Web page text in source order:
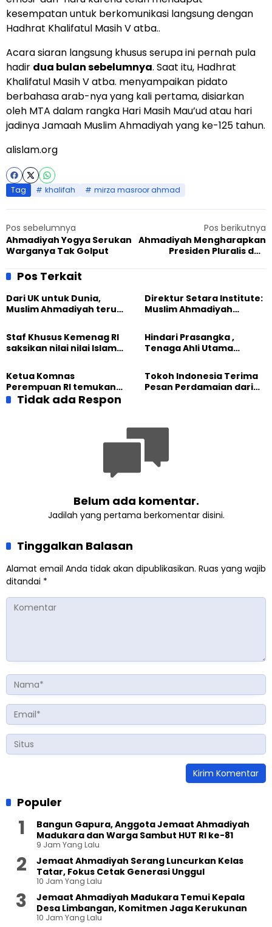
kesempatan untuk berkomunikasi langsung dengan
Hadhrat Khalifatul Masih V atba..
Acara siaran langsung khusus serupa ini pernah pula
hadir dua bulan sebelumnya. Saat itu, Hadhrat
Khalifatul Masih V atba. menyampaikan pidato
berbahasa arab-nya yang kali pertama, disiarkan
oleh MTA dalam rangka Hari Masih Mau’ud atau hari
jadinya Jamaah Muslim Ahmadiyah yang ke-125 tahun.
alislam.org
Tag khalifah mirza masroor ahmad
Pos sebelumnya
Ahmadiyah Yogya Serukan
Warganya Tak Golput
Pos berikutnya
Ahmadiyah Mengharapkan
Presiden Pluralis dan
Pos Terkait
Dari UK untuk Dunia,
Muslim Ahmadiyah terus
Kemanusiaan Global
Direktur Setara Institute:
Muslim Ahmadiyah
Dunia dari “Infrastruktur
Kemanusiaan”
Staf Khusus Kemenag RI
saksikan nilai nilai Islam
Internasional Muslim
Ahmadiyah UK 2026
Hindari Prasangka ,
Tenaga Ahli Utama
fakta langsung
kehidupan Muslim
Ahmadiyah di Inggris
Ketua Komnas
Perempuan RI temukan
optimisme
Tokoh Indonesia Terima
Pesan Perdamaian dari
Tidak ada Respon
Belum ada komentar.
Jadilah yang pertama berkomentar disini.
Tinggalkan Balasan
Alamat email Anda tidak akan dipublikasikan. Ruas yang wajib
ditandai *
Populer
Bangun Gapura, Anggota Jemaat Ahmadiyah
Madukara dan Warga Sambut HUT RI ke-81
9 Jam Yang Lalu
Jemaat Ahmadiyah Serang Luncurkan Kelas
Tatar, Fokus Cetak Generasi Unggul
10 Jam Yang Lalu
Jemaat Ahmadiyah Madukara Temui Kepala
Desa Limbangan, Komitmen Jaga Kerukunan
10 Jam Yang Lalu